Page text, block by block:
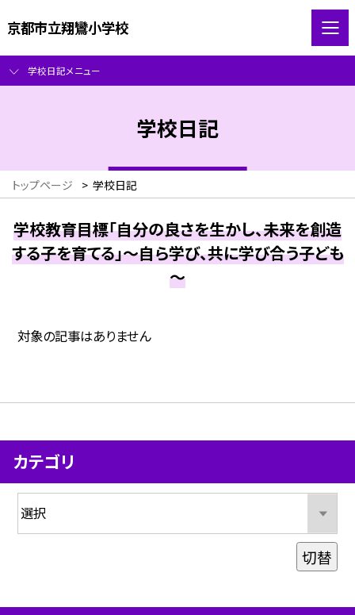
京都市立翔鸞小学校
学校日記メニュー
学校日記
トップページ > 学校日記
学校教育目標「自分の良さを生かし、未来を創造
する子を育てる」～自ら学び、共に学び合う子ども
～
対象の記事はありません
カテゴリ
切替